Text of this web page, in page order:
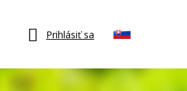
Prihlásiť sa